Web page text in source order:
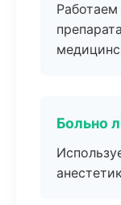
Больно